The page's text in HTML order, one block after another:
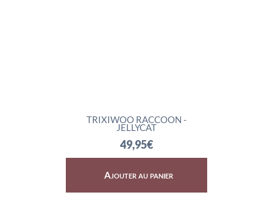
TRIXIWOO RACCOON -
JELLYCAT
49,95€
Ajouter au panier